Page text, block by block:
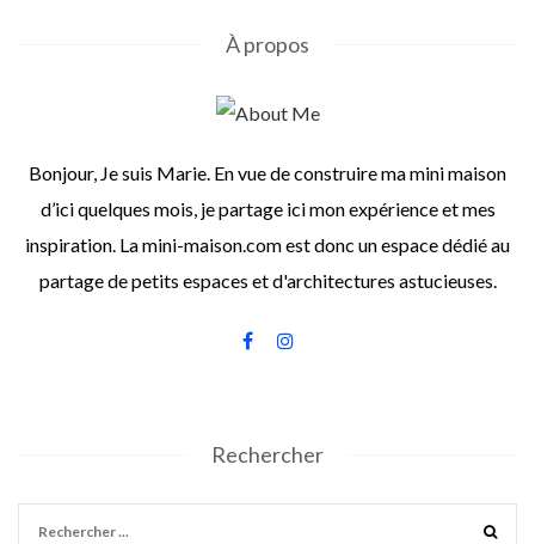
À propos
Bonjour, Je suis Marie. En vue de construire ma mini maison
d’ici quelques mois, je partage ici mon expérience et mes
inspiration. La mini-maison.com est donc un espace dédié au
partage de petits espaces et d'architectures astucieuses.
Rechercher